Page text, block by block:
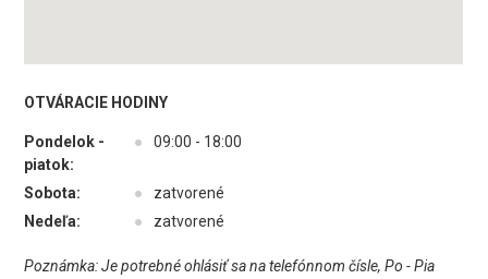
OTVÁRACIE HODINY
Pondelok -
piatok:
● 09:00 - 18:00
Sobota: ●
zatvorené
Nedeľa:
● zatvorené
Poznámka: Je potrebné ohlásiť sa na telefónnom čísle, Po - Pia